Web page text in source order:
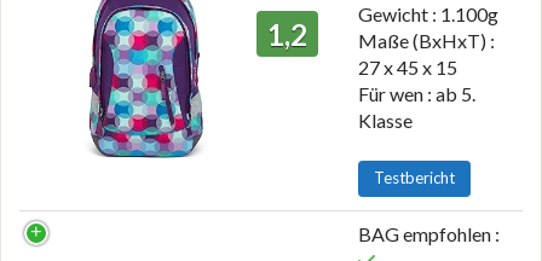
1,2
Gewicht : 1.100g
Maße (BxHxT) :
27 x 45 x 15
Für wen : ab 5.
Klasse
Testbericht
BAG empfohlen :